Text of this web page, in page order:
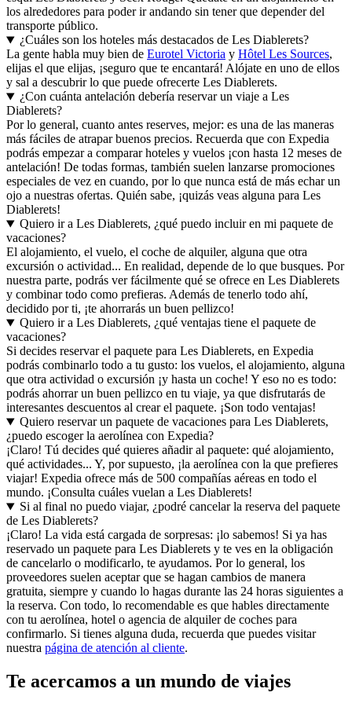
los alrededores para poder ir andando sin tener que depender del
transporte público.
¿Cuáles son los hoteles más destacados de Les Diablerets?
La gente habla muy bien de Eurotel Victoria y Hôtel Les Sources,
elijas el que elijas, ¡seguro que te encantará! Alójate en uno de ellos
y sal a descubrir lo que puede ofrecerte Les Diablerets.
¿Con cuánta antelación debería reservar un viaje a Les
Diablerets?
Por lo general, cuanto antes reserves, mejor: es una de las maneras
más fáciles de atrapar buenos precios. Recuerda que con Expedia
podrás empezar a comparar hoteles y vuelos ¡con hasta 12 meses de
antelación! De todas formas, también suelen lanzarse promociones
especiales de vez en cuando, por lo que nunca está de más echar un
ojo a nuestras ofertas. Quién sabe, ¡quizás veas alguna para Les
Diablerets!
Quiero ir a Les Diablerets, ¿qué puedo incluir en mi paquete de
vacaciones?
El alojamiento, el vuelo, el coche de alquiler, alguna que otra
excursión o actividad... En realidad, depende de lo que busques. Por
nuestra parte, podrás ver fácilmente qué se ofrece en Les Diablerets
y combinar todo como prefieras. Además de tenerlo todo ahí,
decidido por ti, ¡te ahorrarás un buen pellizco!
Quiero ir a Les Diablerets, ¿qué ventajas tiene el paquete de
vacaciones?
Si decides reservar el paquete para Les Diablerets, en Expedia
podrás combinarlo todo a tu gusto: los vuelos, el alojamiento, alguna
que otra actividad o excursión ¡y hasta un coche! Y eso no es todo:
podrás ahorrar un buen pellizco en tu viaje, ya que disfrutarás de
interesantes descuentos al crear el paquete. ¡Son todo ventajas!
Quiero reservar un paquete de vacaciones para Les Diablerets,
¿puedo escoger la aerolínea con Expedia?
¡Claro! Tú decides qué quieres añadir al paquete: qué alojamiento,
qué actividades... Y, por supuesto, ¡la aerolínea con la que prefieres
viajar! Expedia ofrece más de 500 compañías aéreas en todo el
mundo. ¡Consulta cuáles vuelan a Les Diablerets!
Si al final no puedo viajar, ¿podré cancelar la reserva del paquete
de Les Diablerets?
¡Claro! La vida está cargada de sorpresas: ¡lo sabemos! Si ya has
reservado un paquete para Les Diablerets y te ves en la obligación
de cancelarlo o modificarlo, te ayudamos. Por lo general, los
proveedores suelen aceptar que se hagan cambios de manera
gratuita, siempre y cuando lo hagas durante las 24 horas siguientes a
la reserva. Con todo, lo recomendable es que hables directamente
con tu aerolínea, hotel o agencia de alquiler de coches para
confirmarlo. Si tienes alguna duda, recuerda que puedes visitar
nuestra página de atención al cliente.
Te acercamos a un mundo de viajes